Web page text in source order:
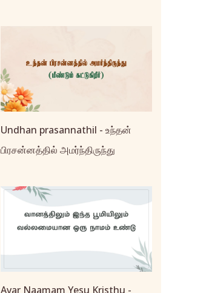
Undhan prasannathil - உந்தன்
பிரசன்னத்தில் அமர்ந்திருந்து
Avar Naamam Yesu Kristhu -